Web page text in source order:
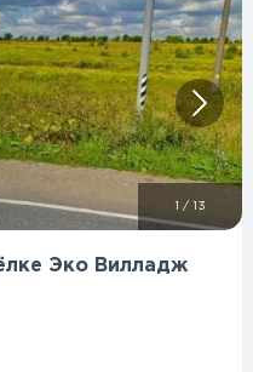
/ 13
Эко Вилладж